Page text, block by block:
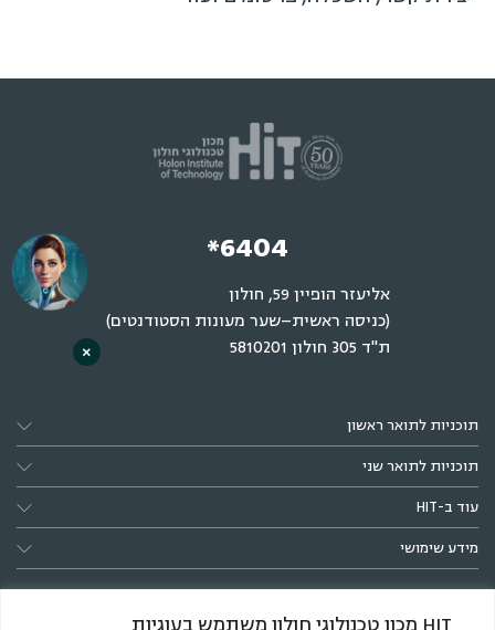
*6404
אליעזר הופיין 59, חולון
(כניסה ראשית–שער מעונות הסטודנטים)
ת"ד 305 חולון 5810201
תוכניות לתואר ראשון
תוכניות לתואר שני
עוד ב-HIT
מידע שימושי
×